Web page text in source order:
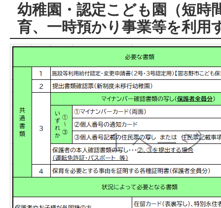
幼稚園・認定こども園（短時
育、一時預かり事業等を利用